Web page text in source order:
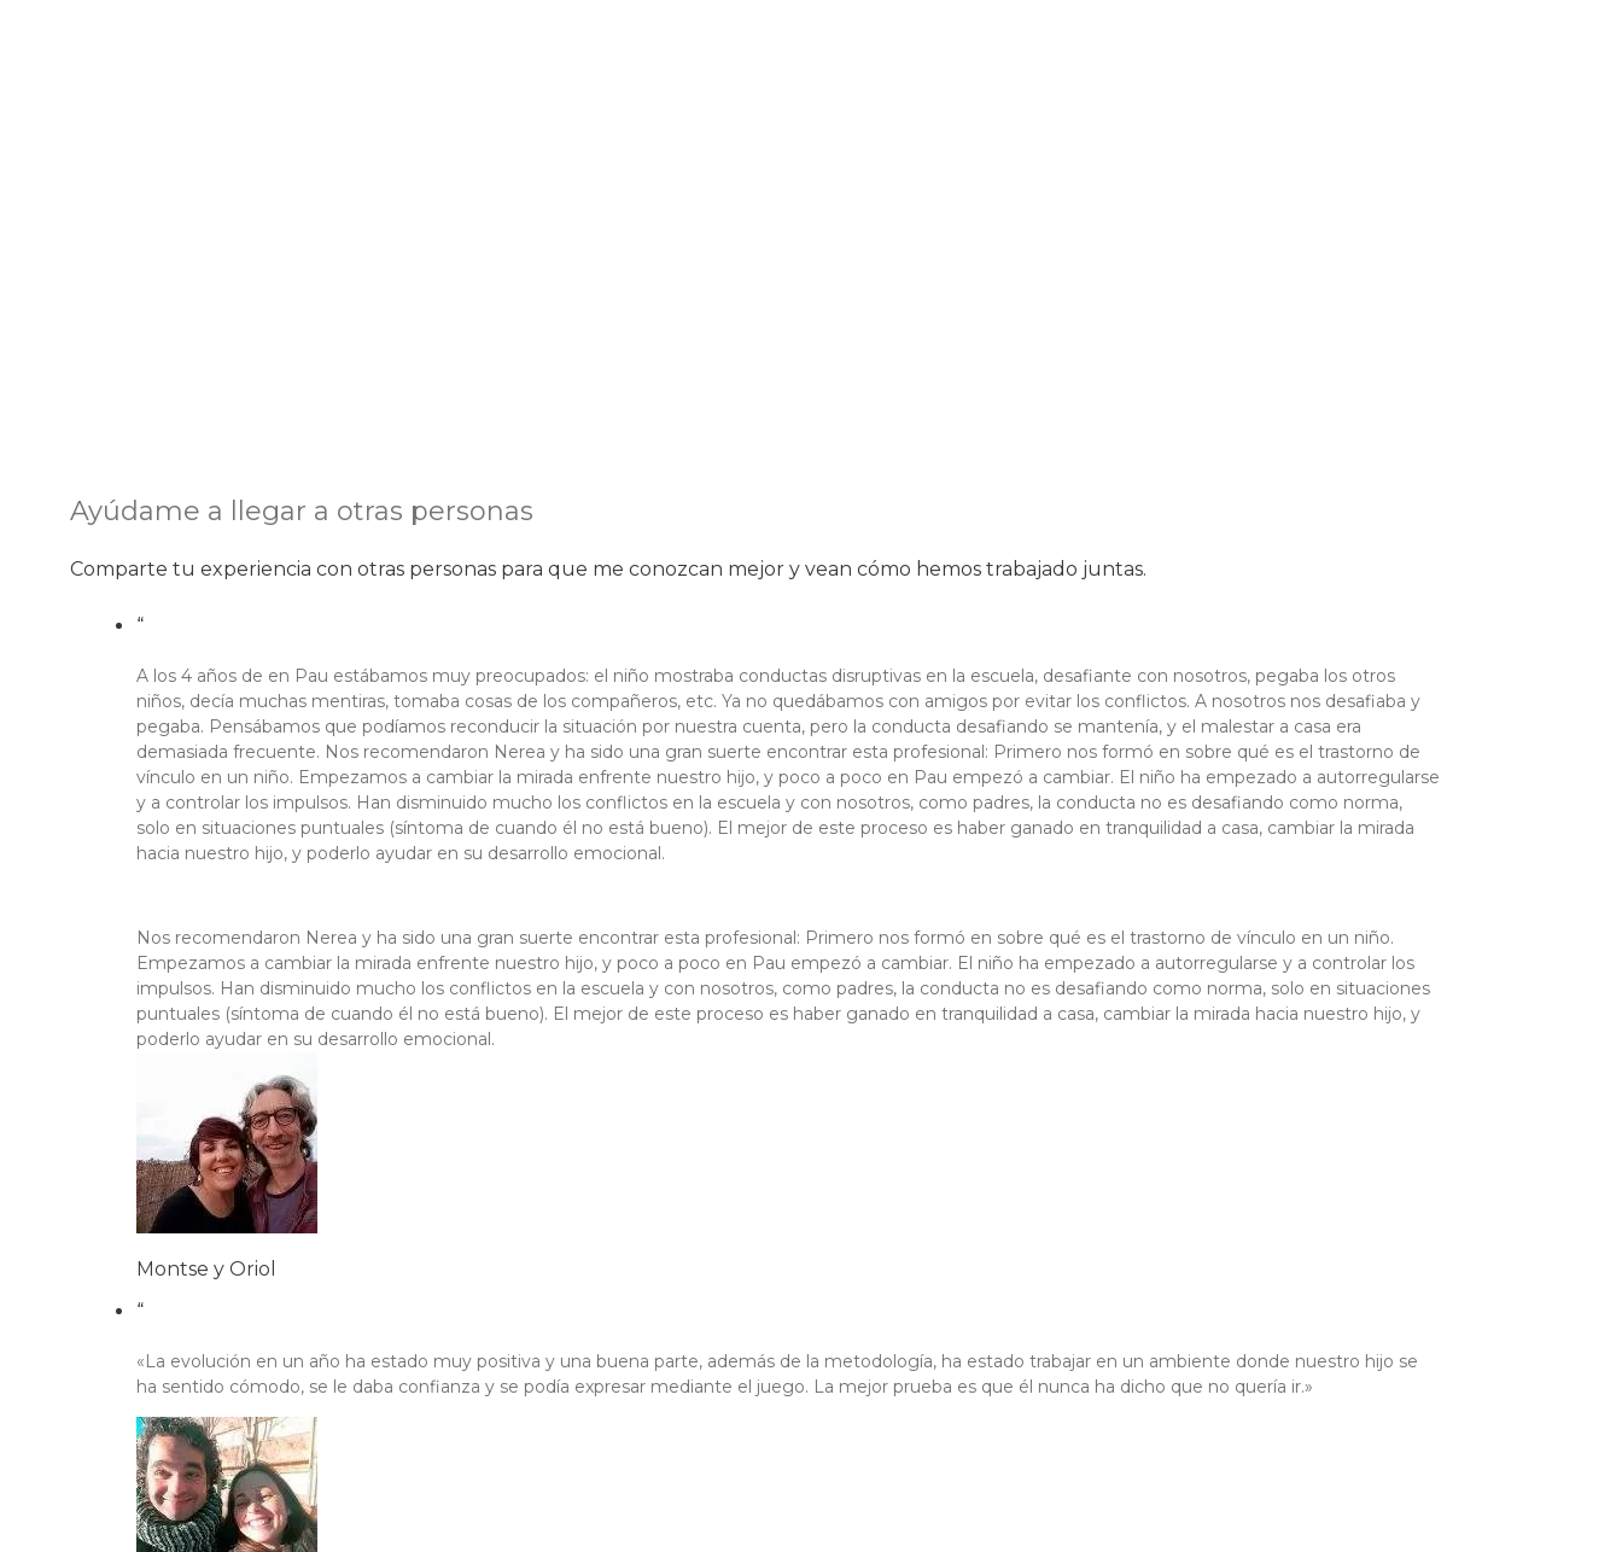
Ayúdame a llegar a otras personas
Comparte tu experiencia con otras personas para que me conozcan mejor y vean cómo hemos trabajado juntas.
“
A los 4 años de en Pau estábamos muy preocupados: el niño mostraba conductas disruptivas en la escuela, desafiante con nosotros, pegaba los otros
niños, decía muchas mentiras, tomaba cosas de los compañeros, etc. Ya no quedábamos con amigos por evitar los conflictos. A nosotros nos desafiaba y
pegaba. Pensábamos que podíamos reconducir la situación por nuestra cuenta, pero la conducta desafiando se mantenía, y el malestar a casa era
demasiada frecuente. Nos recomendaron Nerea y ha sido una gran suerte encontrar esta profesional: Primero nos formó en sobre qué es el trastorno de
vínculo en un niño. Empezamos a cambiar la mirada enfrente nuestro hijo, y poco a poco en Pau empezó a cambiar. El niño ha empezado a autorregularse
y a controlar los impulsos. Han disminuido mucho los conflictos en la escuela y con nosotros, como padres, la conducta no es desafiando como norma,
solo en situaciones puntuales (síntoma de cuando él no está bueno). El mejor de este proceso es haber ganado en tranquilidad a casa, cambiar la mirada
hacia nuestro hijo, y poderlo ayudar en su desarrollo emocional.
Nos recomendaron Nerea y ha sido una gran suerte encontrar esta profesional: Primero nos formó en sobre qué es el trastorno de vínculo en un niño.
Empezamos a cambiar la mirada enfrente nuestro hijo, y poco a poco en Pau empezó a cambiar. El niño ha empezado a autorregularse y a controlar los
impulsos. Han disminuido mucho los conflictos en la escuela y con nosotros, como padres, la conducta no es desafiando como norma, solo en situaciones
puntuales (síntoma de cuando él no está bueno). El mejor de este proceso es haber ganado en tranquilidad a casa, cambiar la mirada hacia nuestro hijo, y
poderlo ayudar en su desarrollo emocional.
Montse y Oriol
“
«La evolución en un año ha estado muy positiva y una buena parte, además de la metodología, ha estado trabajar en un ambiente donde nuestro hijo se
ha sentido cómodo, se le daba confianza y se podía expresar mediante el juego. La mejor prueba es que él nunca ha dicho que no quería ir.»